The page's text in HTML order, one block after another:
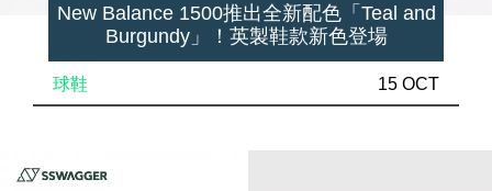
New Balance 1500推出全新配色「Teal and
Burgundy」！英製鞋款新色登場
球鞋 15 OCT